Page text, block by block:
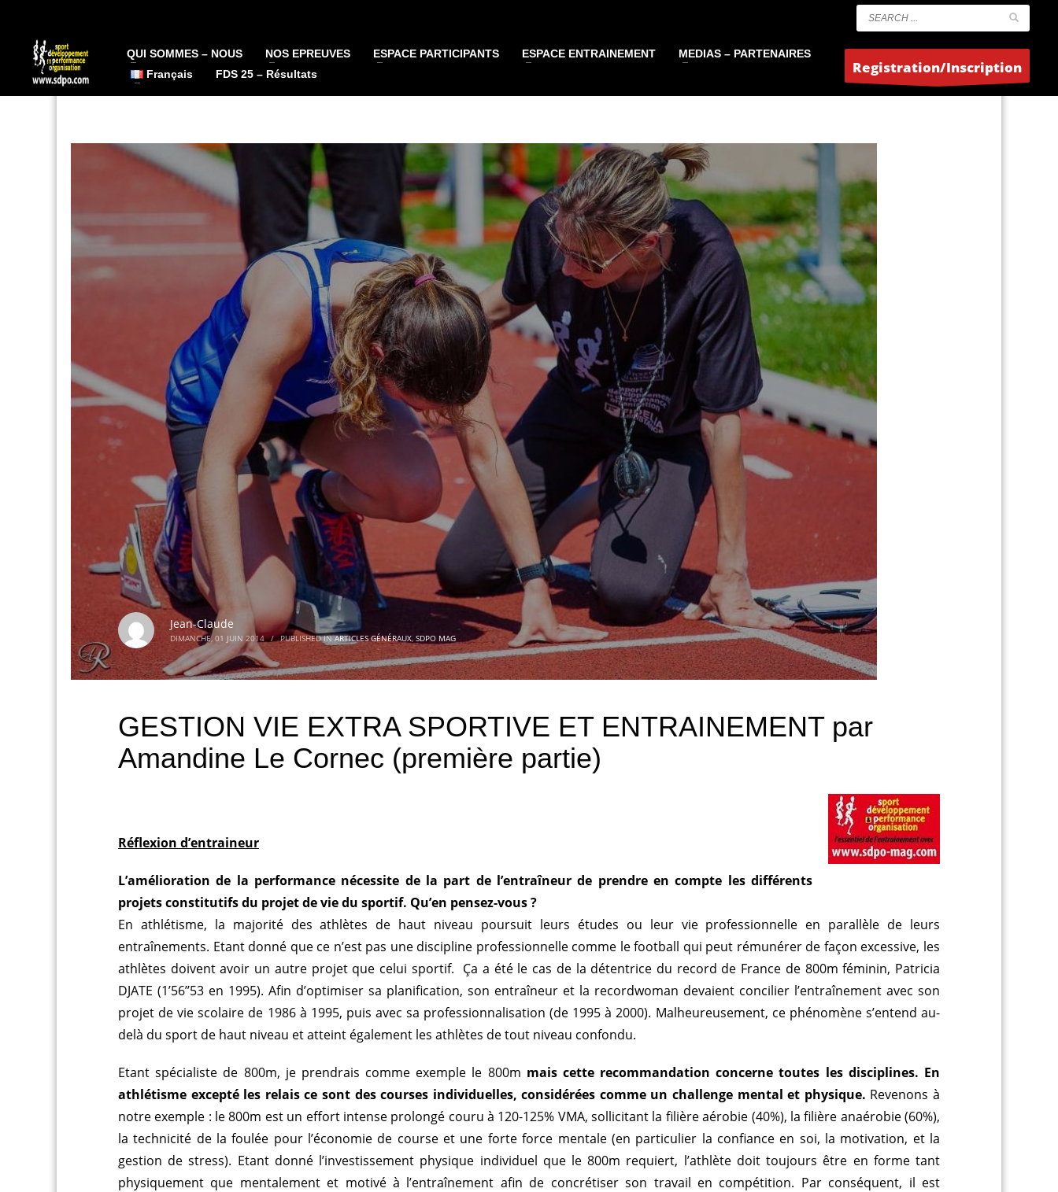
QUI SOMMES – NOUS NOS EPREUVES ESPACE PARTICIPANTS ESPACE ENTRAINEMENT
MEDIAS – PARTENAIRES
Français
FDS 25 – Résultats Registration/Inscription
Jean-Claude
DIMANCHE, 01 JUIN 2014 / PUBLISHED INARTICLES GÉNÉRAUX, SDPO MAG
GESTION VIE EXTRA SPORTIVE ET ENTRAINEMENT par
Amandine Le Cornec (première partie)
Réflexion d’entraineur
L’amélioration de la performance nécessite de la part de l’entraîneur de prendre en compte les différents
projets constitutifs du projet de vie du sportif. Qu’en pensez-vous ?
En athlétisme, la majorité des athlètes de haut niveau poursuit leurs études ou leur vie professionnelle en parallèle de leurs
entraînements. Etant donné que ce n’est pas une discipline professionnelle comme le football qui peut rémunérer de façon excessive, les
athlètes doivent avoir un autre projet que celui sportif. Ça a été le cas de la détentrice du record de France de 800m féminin, Patricia
DJATE (1’56’’53 en 1995). Afin d’optimiser sa planification, son entraîneur et la recordwoman devaient concilier l’entraînement avec son
projet de vie scolaire de 1986 à 1995, puis avec sa professionnalisation (de 1995 à 2000). Malheureusement, ce phénomène s’entend au-
delà du sport de haut niveau et atteint également les athlètes de tout niveau confondu.
Etant spécialiste de 800m, je prendrais comme exemple le 800m mais cette recommandation concerne toutes les disciplines. En
athlétisme excepté les relais ce sont des courses individuelles, considérées comme un challenge mental et physique. Revenons à
notre exemple : le 800m est un effort intense prolongé couru à 120-125% VMA, sollicitant la filière aérobie (40%), la filière anaérobie (60%),
la technicité de la foulée pour l’économie de course et une forte force mentale (en particulier la confiance en soi, la motivation, et la
gestion de stress). Etant donné l’investissement physique individuel que le 800m requiert, l’athlète doit toujours être en forme tant
physiquement que mentalement et motivé à l’entraînement afin de concrétiser son travail en compétition. Par conséquent, il est